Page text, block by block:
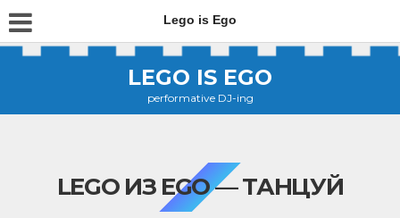
Lego is Ego
LEGO IS EGO
performative DJ-ing
LEGO ИЗ EGO — ТАНЦУЙ